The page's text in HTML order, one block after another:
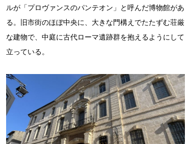
ルが「プロヴァンスのパンテオン」と呼んだ博物館があ
る。旧市街のほぼ中央に、大きな門構えでたたずむ荘厳
な建物で、中庭に古代ローマ遺跡群を抱えるようにして
立っている。